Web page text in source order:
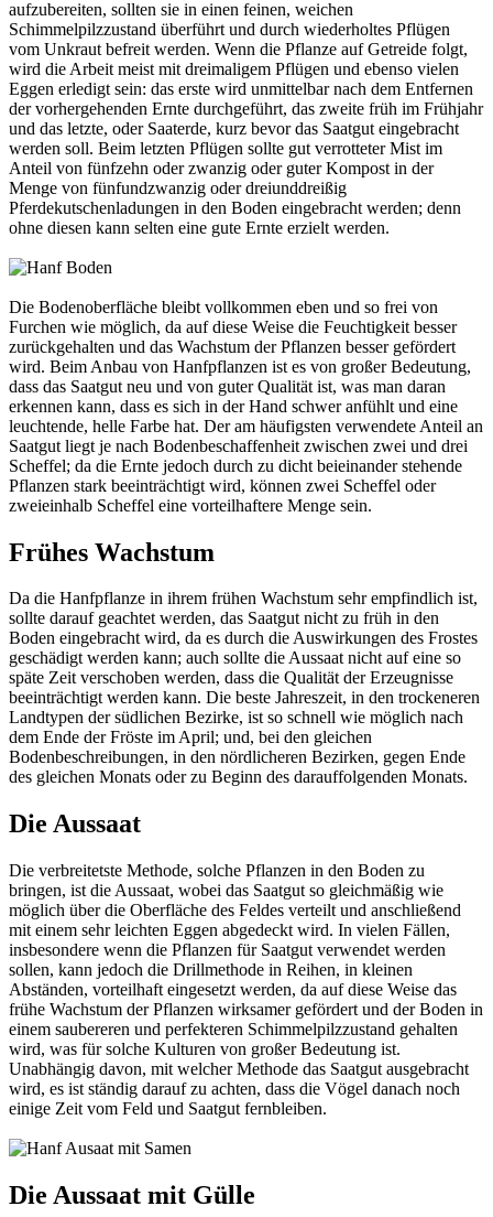
aufzubereiten, sollten sie in einen feinen, weichen
Schimmelpilzzustand überführt und durch wiederholtes Pflügen
vom Unkraut befreit werden. Wenn die Pflanze auf Getreide folgt,
wird die Arbeit meist mit dreimaligem Pflügen und ebenso vielen
Eggen erledigt sein: das erste wird unmittelbar nach dem Entfernen
der vorhergehenden Ernte durchgeführt, das zweite früh im Frühjahr
und das letzte, oder Saaterde, kurz bevor das Saatgut eingebracht
werden soll. Beim letzten Pflügen sollte gut verrotteter Mist im
Anteil von fünfzehn oder zwanzig oder guter Kompost in der
Menge von fünfundzwanzig oder dreiunddreißig
Pferdekutschenladungen in den Boden eingebracht werden; denn
ohne diesen kann selten eine gute Ernte erzielt werden.
Die Bodenoberfläche bleibt vollkommen eben und so frei von
Furchen wie möglich, da auf diese Weise die Feuchtigkeit besser
zurückgehalten und das Wachstum der Pflanzen besser gefördert
wird. Beim Anbau von Hanfpflanzen ist es von großer Bedeutung,
dass das Saatgut neu und von guter Qualität ist, was man daran
erkennen kann, dass es sich in der Hand schwer anfühlt und eine
leuchtende, helle Farbe hat. Der am häufigsten verwendete Anteil an
Saatgut liegt je nach Bodenbeschaffenheit zwischen zwei und drei
Scheffel; da die Ernte jedoch durch zu dicht beieinander stehende
Pflanzen stark beeinträchtigt wird, können zwei Scheffel oder
zweieinhalb Scheffel eine vorteilhaftere Menge sein.
Frühes Wachstum
Da die Hanfpflanze in ihrem frühen Wachstum sehr empfindlich ist,
sollte darauf geachtet werden, das Saatgut nicht zu früh in den
Boden eingebracht wird, da es durch die Auswirkungen des Frostes
geschädigt werden kann; auch sollte die Aussaat nicht auf eine so
späte Zeit verschoben werden, dass die Qualität der Erzeugnisse
beeinträchtigt werden kann. Die beste Jahreszeit, in den trockeneren
Landtypen der südlichen Bezirke, ist so schnell wie möglich nach
dem Ende der Fröste im April; und, bei den gleichen
Bodenbeschreibungen, in den nördlicheren Bezirken, gegen Ende
des gleichen Monats oder zu Beginn des darauffolgenden Monats.
Die Aussaat
Die verbreitetste Methode, solche Pflanzen in den Boden zu
bringen, ist die Aussaat, wobei das Saatgut so gleichmäßig wie
möglich über die Oberfläche des Feldes verteilt und anschließend
mit einem sehr leichten Eggen abgedeckt wird. In vielen Fällen,
insbesondere wenn die Pflanzen für Saatgut verwendet werden
sollen, kann jedoch die Drillmethode in Reihen, in kleinen
Abständen, vorteilhaft eingesetzt werden, da auf diese Weise das
frühe Wachstum der Pflanzen wirksamer gefördert und der Boden in
einem saubereren und perfekteren Schimmelpilzzustand gehalten
wird, was für solche Kulturen von großer Bedeutung ist.
Unabhängig davon, mit welcher Methode das Saatgut ausgebracht
wird, es ist ständig darauf zu achten, dass die Vögel danach noch
einige Zeit vom Feld und Saatgut fernbleiben.
Die Aussaat mit Gülle